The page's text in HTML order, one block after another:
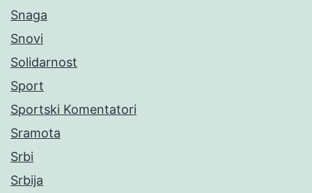
Snaga
Snovi
Solidarnost
Sport
Sportski Komentatori
Sramota
Srbi
Srbija